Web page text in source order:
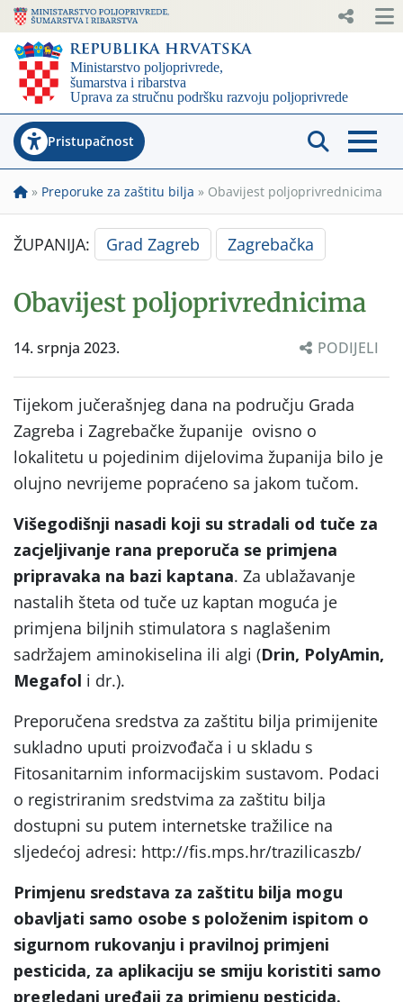
Pristupačnost
» Preporuke za zaštitu bilja » Obavijest poljoprivrednicima
ŽUPANIJA: Grad Zagreb Zagrebačka
Obavijest poljoprivrednicima
14. srpnja 2023. PODIJELI
Tijekom jučerašnjeg dana na području Grada
Zagreba i Zagrebačke županije ovisno o
lokalitetu u pojedinim dijelovima županija bilo je
olujno nevrijeme popraćeno sa jakom tučom.
Višegodišnji nasadi koji su stradali od tuče za
zacjeljivanje rana preporuča se primjena
pripravaka na bazi kaptana. Za ublažavanje
nastalih šteta od tuče uz kaptan moguća je
primjena biljnih stimulatora s naglašenim
sadržajem aminokiselina ili algi (Drin, PolyAmin,
Megafol i dr.).
Preporučena sredstva za zaštitu bilja primijenite
sukladno uputi proizvođača i u skladu s
Fitosanitarnim informacijskim sustavom. Podaci
o registriranim sredstvima za zaštitu bilja
dostupni su putem internetske tražilice na
sljedećoj adresi: http://fis.mps.hr/trazilicaszb/
Primjenu sredstava za zaštitu bilja mogu
obavljati samo osobe s položenim ispitom o
sigurnom rukovanju i pravilnoj primjeni
pesticida, za aplikaciju se smiju koristiti samo
pregledani uređaji za primjenu pesticida.